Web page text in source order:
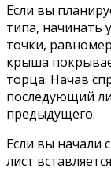
Если вы
типа, начинать
точки,
крыша
торца. Начав
последующий
предыдущего.
Если вы начали
лист